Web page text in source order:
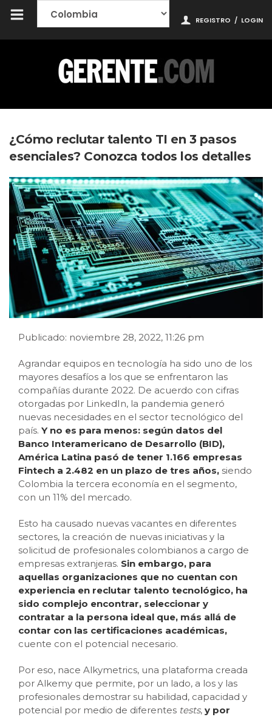
REGISTRO / LOGIN
¿Cómo reclutar talento TI en 3 pasos
esenciales? Conozca todos los detalles
Publicado: noviembre 28, 2022, 11:26 pm
Agrandar equipos en tecnología ha sido uno de los
mayores desafíos a los que se enfrentaron las
compañías durante 2022. De acuerdo con cifras
otorgadas por LinkedIn, la pandemia generó
nuevas necesidades en el sector tecnológico del
país. Y no es para menos: según datos del
Banco Interamericano de Desarrollo (BID),
América Latina pasó de tener 1.166 empresas
Fintech a 2.482 en un plazo de tres años, siendo
Colombia la tercera economía en el segmento,
con un 11% del mercado.
Esto ha causado nuevas vacantes en diferentes
sectores, la creación de nuevas iniciativas y la
solicitud de profesionales colombianos a cargo de
empresas extranjeras. Sin embargo, para
aquellas organizaciones que no cuentan con
experiencia en reclutar talento tecnológico, ha
sido complejo encontrar, seleccionar y
contratar a la persona ideal que, más allá de
contar con las certificaciones académicas,
cuente con el potencial necesario.
Por eso, nace Alkymetrics, una plataforma creada
por Alkemy que permite, por un lado, a los y las
profesionales demostrar su habilidad, capacidad y
potencial por medio de diferentes tests, y por